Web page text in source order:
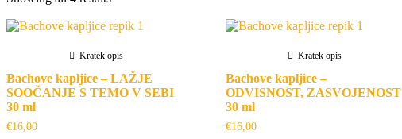
Kratek opis
Bachove kapljice – LAŽJE
SOOČANJE S TEMO V SEBI
30 ml
€16,00
Kratek opis
Bachove kapljice –
ODVISNOST, ZASVOJENOST
30 ml
€16,00